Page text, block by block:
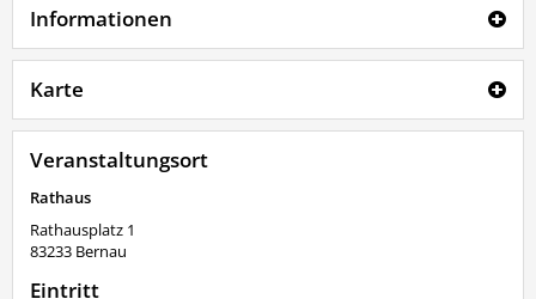
Informationen
Karte
Veranstaltungsort
Rathaus
Rathausplatz 1
83233 Bernau
Eintritt